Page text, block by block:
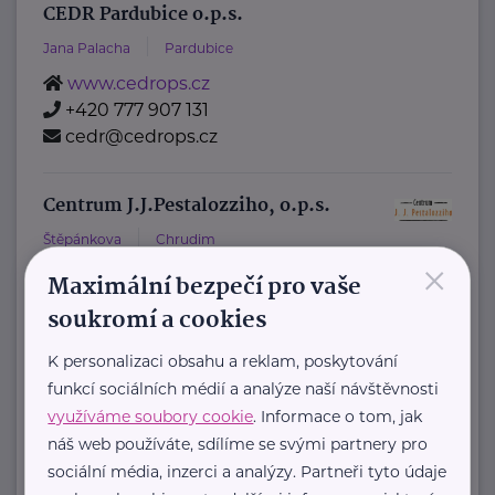
CEDR Pardubice o.p.s.
Jana Palacha Pardubice
www.cedrops.cz
+420 777 907 131
cedr@cedrops.cz
Centrum J.J.Pestalozziho, o.p.s.
Štěpánkova Chrudim
Nestátní nezisková organizace, která
sociální služby ohroženým nebo
znevýhodněným skupinám.
Kontakty na ...
http://www.pestalozzi.cz
×
Maximální bezpečí pro vaše
soukromí a cookies
K personalizaci obsahu a reklam, poskytování
funkcí sociálních médií a analýze naší návštěvnosti
využíváme soubory cookie. Informace o tom, jak
náš web používáte, sdílíme se svými partnery pro
sociální média, inzerci a analýzy. Partneři tyto údaje